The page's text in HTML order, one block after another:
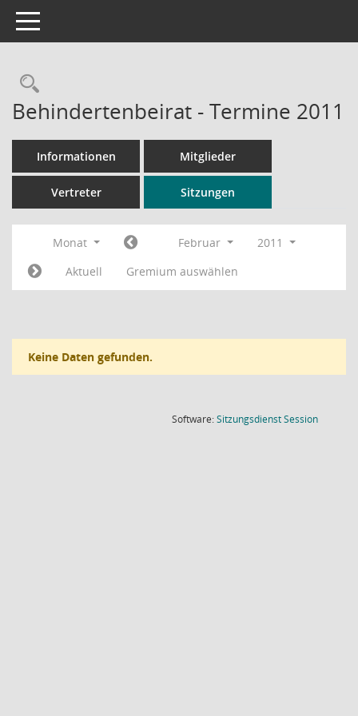
Toggle navigation
Rechercheauswahl
Behindertenbeirat - Termine 2011
Informationen Mitglieder
Vertreter Sitzungen
Monat Februar
2011
Aktuell
Gremium auswählen
Keine Daten gefunden.
Software:SitzungsdienstSession(Wird in